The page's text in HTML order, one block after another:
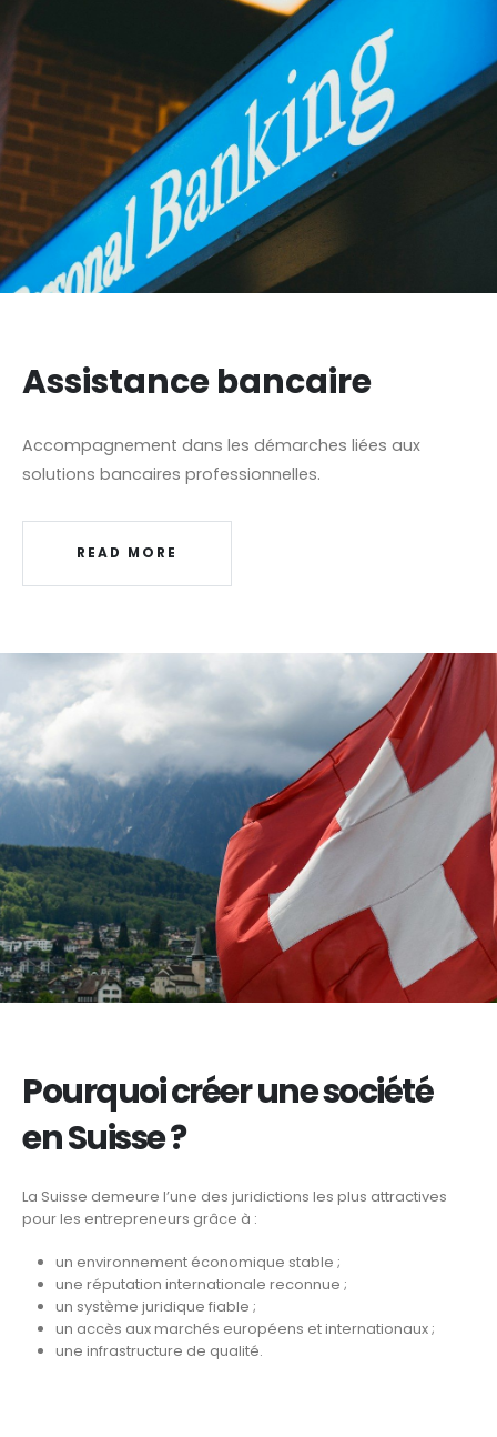
Assistance bancaire
Accompagnement dans les démarches liées aux
solutions bancaires professionnelles.
READ MORE
Pourquoi créer une société
en Suisse ?
La Suisse demeure l’une des juridictions les plus attractives
pour les entrepreneurs grâce à :
un environnement économique stable ;
une réputation internationale reconnue ;
un système juridique fiable ;
un accès aux marchés européens et internationaux ;
une infrastructure de qualité.